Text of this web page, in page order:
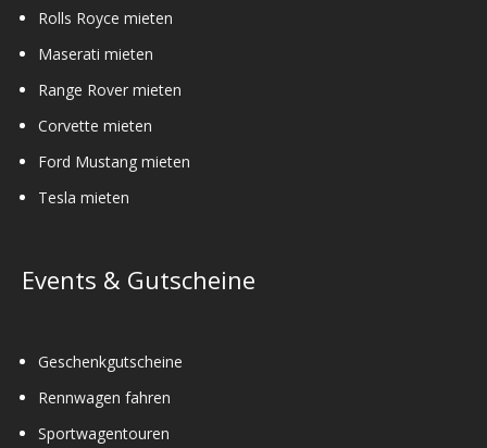
Rolls Royce mieten
Maserati mieten
Range Rover mieten
Corvette mieten
Ford Mustang mieten
Tesla mieten
Events & Gutscheine
Geschenkgutscheine
Rennwagen fahren
Sportwagentouren